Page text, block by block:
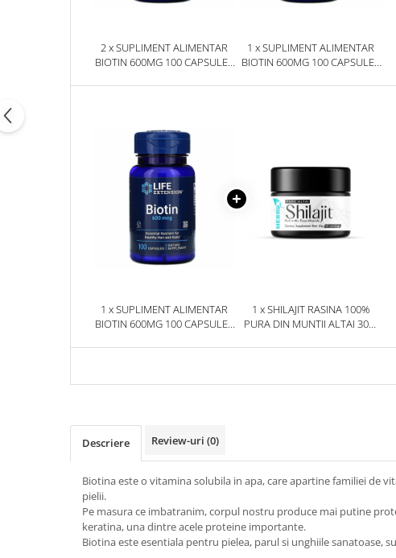
2 x SUPLIMENT ALIMENTAR
BIOTIN 600MG 100 CAPSULE -
1 x SUPLIMENT ALIMENTAR
BIOTIN 600MG 100 CAPSULE -
1 x SUPLIMENT ALIMENTAR
BIOTIN 600MG 100 CAPSULE -
1 x SHILAJIT RASINA 100%
PURA DIN MUNTII ALTAI 30G.
Descriere Review-uri (0)
Biotina este o vitamina solubila in apa, care apartine familiei de
pielii.
Pe masura ce imbatranim, corpul nostru produce mai putine
keratina, una dintre acele proteine ​​importante.
Biotina este esentiala pentru pielea, parul si unghiile sanatoase,